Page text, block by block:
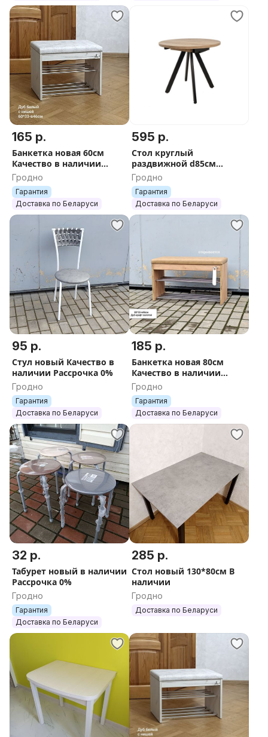
165 р.
Банкетка новая 60см
Качество в наличии
Рассрочка 0%
Гродно
Гарантия
Доставка по Беларуси
595 р.
Стол круглый
раздвижной d85см
Рассрочка 0%
Гродно
Гарантия
Доставка по Беларуси
95 р.
Стул новый Качество в
наличии Рассрочка 0%
Гродно
Гарантия
Доставка по Беларуси
185 р.
Банкетка новая 80см
Качество в наличии
Рассрочка 0%
Гродно
Гарантия
Доставка по Беларуси
32 р.
Табурет новый в наличии
Рассрочка 0%
Гродно
Гарантия
Доставка по Беларуси
285 р.
Стол новый 130*80см В
наличии
Гродно
Доставка по Беларуси